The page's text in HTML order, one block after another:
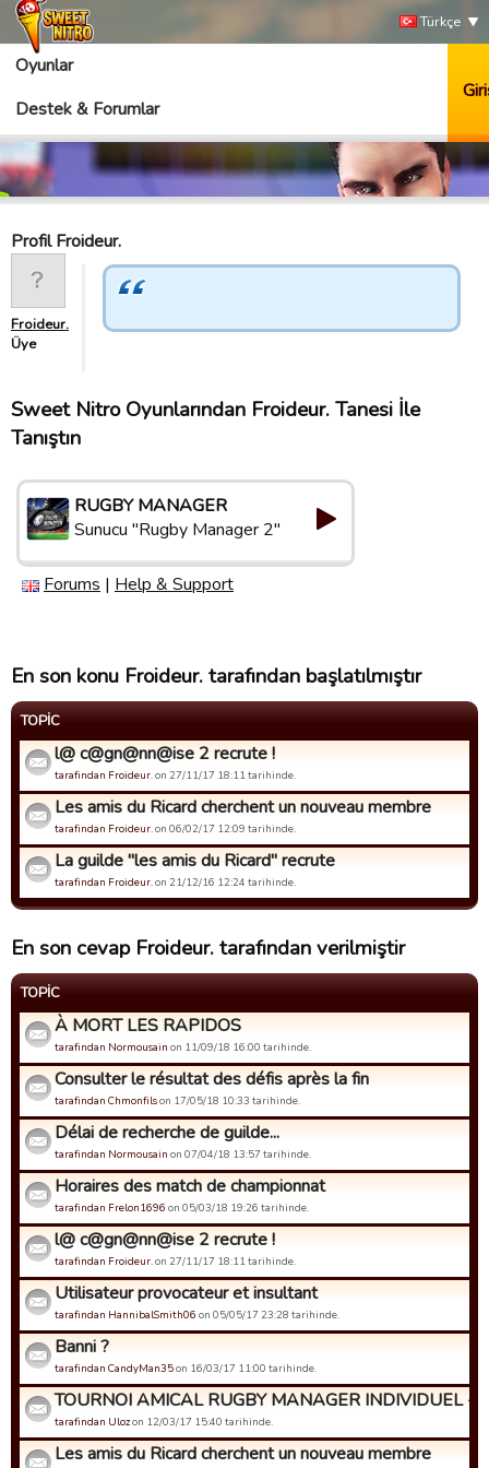
Türkçe
Oyunlar
Destek & Forumlar
Profil Froideur.
Froideur.
Üye
Sweet Nitro Oyunlarından Froideur. Tanesi İle
Tanıştın
RUGBY MANAGER
Sunucu "Rugby Manager 2"
Forums | Help & Support
En son konu Froideur. tarafından başlatılmıştır
TOPIC
l@ c@gn@nn@ise 2 recrute !
tarafindan Froideur.on 27/11/17 18:11 tarihinde.
Les amis du Ricard cherchent un nouveau membre
tarafindan Froideur.on 06/02/17 12:09 tarihinde.
La guilde "les amis du Ricard" recrute
tarafindan Froideur.on 21/12/16 12:24 tarihinde.
En son cevap Froideur. tarafından verilmiştir
TOPIC
À MORT LES RAPIDOS
tarafindan Normousain on 11/09/18 16:00 tarihinde.
Consulter le résultat des défis après la fin
tarafindan Chmonfilson 17/05/18 10:33 tarihinde.
Délai de recherche de guilde...
tarafindan Normousain on 07/04/18 13:57 tarihinde.
Horaires des match de championnat
tarafindan Frelon1696 on 05/03/18 19:26 tarihinde.
l@ c@gn@nn@ise 2 recrute !
tarafindan Froideur.on 27/11/17 18:11 tarihinde.
Utilisateur provocateur et insultant
tarafindan HannibalSmith06 on 05/05/17 23:28 tarihinde.
Banni ?
tarafindan CandyMan35on 16/03/17 11:00 tarihinde.
TOURNOI AMICAL RUGBY MANAGER INDIVIDUEL -
tarafindan Ulozon 12/03/17 15:40 tarihinde.
Les amis du Ricard cherchent un nouveau membre